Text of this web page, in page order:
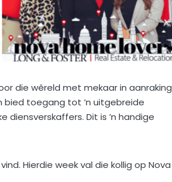
die wêreld met mekaar in
bied toegang tot ’n uitgebreide
Dit is ’n handige
Hierdie week val die kollig op Nova